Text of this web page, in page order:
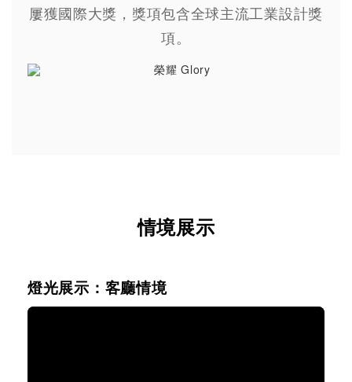
屢獲國際大獎，獎項包含全球主流工業設計獎
項。
情境展示
燈光展示：客廳情境